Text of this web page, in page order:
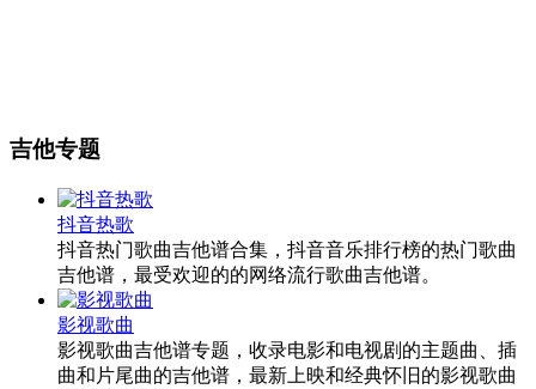
吉他专题
抖音热歌
抖音热门歌曲吉他谱合集，抖音音乐排行榜的热门歌曲
吉他谱，最受欢迎的的网络流行歌曲吉他谱。
影视歌曲
影视歌曲吉他谱专题，收录电影和电视剧的主题曲、插
曲和片尾曲的吉他谱，最新上映和经典怀旧的影视歌曲